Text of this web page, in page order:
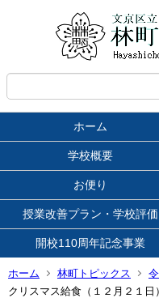
ホーム
学校概要
お便り
授業改善プラン・学校評価
開校110周年記念事業
ホーム 林町トピックス
クリスマス給食（１２月２１日）